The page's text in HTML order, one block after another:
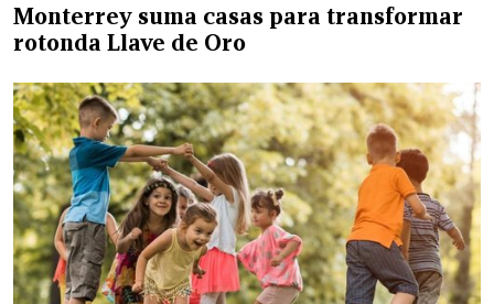
Monterrey suma casas para transformar
rotonda Llave de Oro